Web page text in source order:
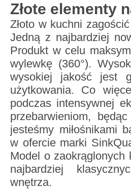
Złote elementy
Złoto w kuchni
Jedną z najbardziej
Produkt w celu
wylewkę (360°).
wysokiej jakość jest
użytkowania. Co
podczas intensywnej
przebarwieniom,
jesteśmy miłośnikami
w ofercie marki
Model o zaokrąglonych
najbardziej
wnętrza.